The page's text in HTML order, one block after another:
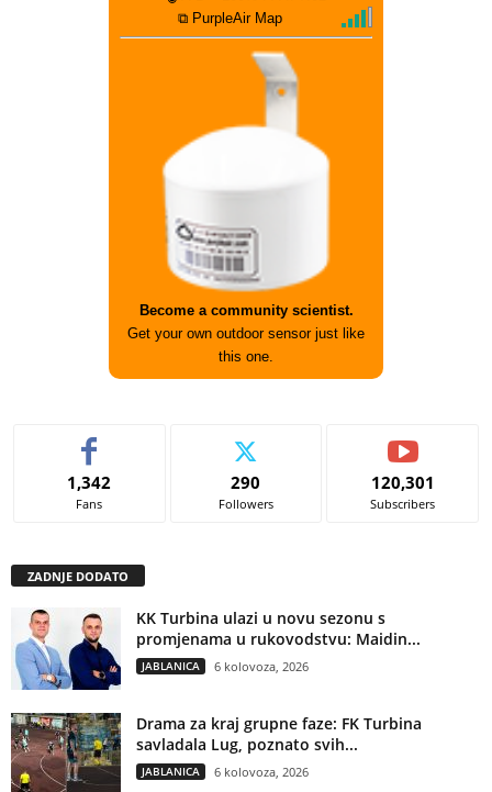
⧉ PurpleAir Map
Become a community scientist.
Get your own outdoor sensor just like
this one.
1,342
Fans
290
Followers
120,301
Subscribers
ZADNJE DODATO
KK Turbina ulazi u novu sezonu s
promjenama u rukovodstvu: Maidin...
JABLANICA 6 kolovoza, 2026
Drama za kraj grupne faze: FK Turbina
savladala Lug, poznato svih...
JABLANICA 6 kolovoza, 2026